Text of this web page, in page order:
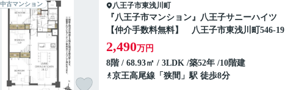
中古マンション 八王子市東浅川町
『八王子市マンション』八王子サニーハイツ
【仲介手数料無料】 八王子市東浅川町546-19
2,490万円
8階 / 68.93㎡ / 3LDK /築52年 /10階建
京王高尾線 「 狭間 」駅 徒歩8分